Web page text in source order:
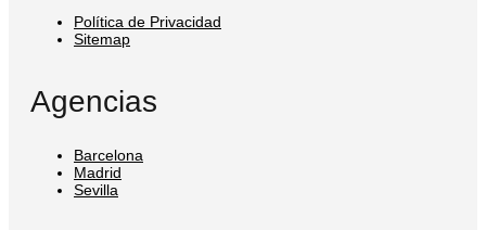
Política de Privacidad
Sitemap
Agencias
Barcelona
Madrid
Sevilla